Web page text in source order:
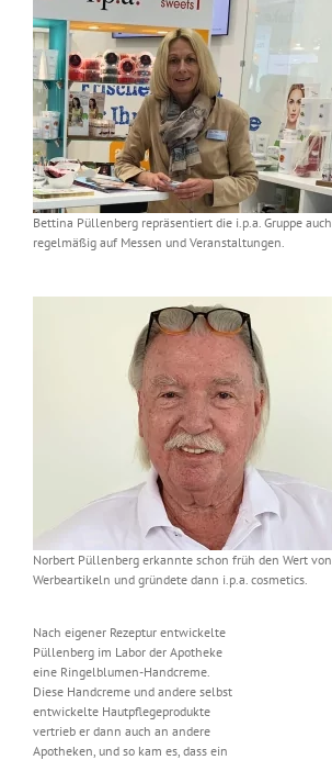
Bettina Püllenberg repräsentiert die i.p.a. Gruppe auch
regelmäßig auf Messen und Veranstaltungen.
Norbert Püllenberg erkannte schon früh den Wert von
Werbeartikeln und gründete dann i.p.a. cosmetics.
Nach eigener Rezeptur entwickelte
Püllenberg im Labor der Apotheke
eine Ringelblumen-Handcreme.
Diese Handcreme und andere selbst
entwickelte Hautpflegeprodukte
vertrieb er dann auch an andere
Apotheken, und so kam es, dass ein